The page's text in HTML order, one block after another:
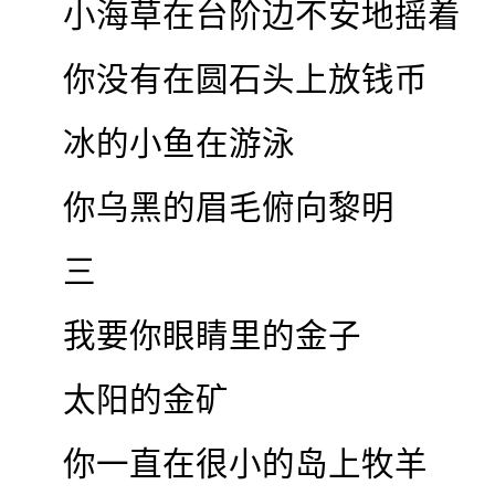
小海草在台阶边不安地摇着
你没有在圆石头上放钱币
冰的小鱼在游泳
你乌黑的眉毛俯向黎明
三
我要你眼睛里的金子
太阳的金矿
你一直在很小的岛上牧羊